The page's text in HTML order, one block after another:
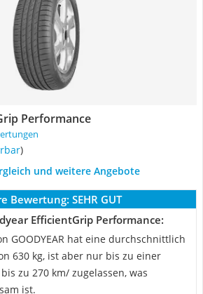
Performance
)
und weitere Angebote
Bewertung: SEHR GUT
EfficientGrip Performance:
GOODYEAR hat eine durchschnittlich
630 kg, ist aber nur bis zu einer
zu 270 km/ zugelassen, was
ist.